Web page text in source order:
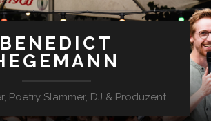
BENEDICT
Poetry Slammer, DJ & Produzent